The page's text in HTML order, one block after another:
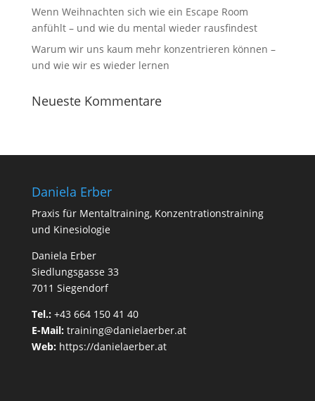
Wenn Weihnachten sich wie ein Escape Room
anfühlt – und wie du mental wieder rausfindest
Warum wir uns kaum mehr konzentrieren können –
und wie wir es wieder lernen
Neueste Kommentare
Daniela Erber
Praxis für Mentaltraining, Konzentrationstraining
und Kinesiologie
Daniela Erber
Siedlungsgasse 33
7011 Siegendorf
Tel.: +43 664 150 41 40
E-Mail: training@danielaerber.at
Web: https://danielaerber.at